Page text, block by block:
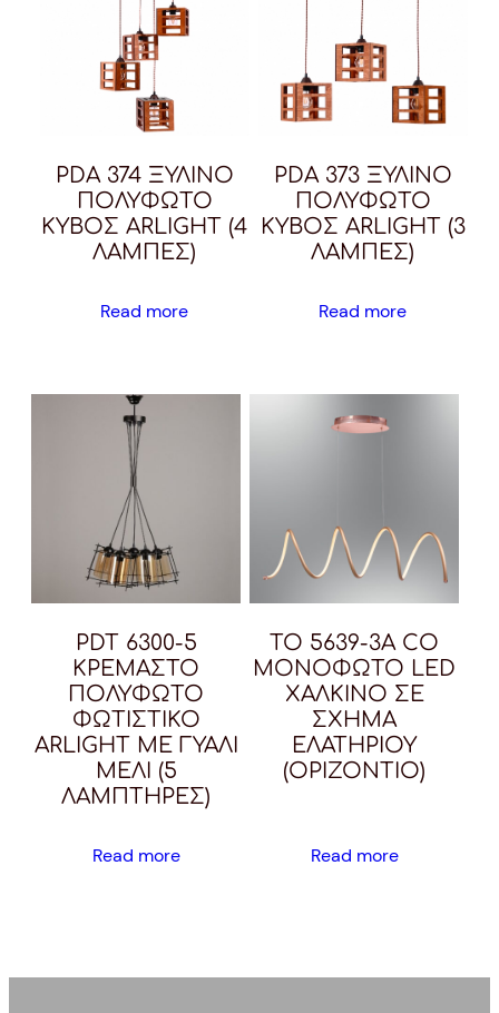
PDA 374 ΞΥΛΙΝΟ
ΠΟΛΥΦΩΤΟ
ΚΥΒΟΣ ARLIGHT (4
ΛΑΜΠΕΣ)
Read more
PDA 373 ΞΥΛΙΝΟ
ΠΟΛΥΦΩΤΟ
ΚΥΒΟΣ ARLIGHT (3
ΛΑΜΠΕΣ)
Read more
PDT 6300-5
ΚΡΕΜΑΣΤΟ
ΠΟΛΥΦΩΤΟ
ΦΩΤΙΣΤΙΚΟ
ARLIGHT ΜΕ ΓΥΑΛΙ
ΜΕΛΙ (5
ΛΑΜΠΤΗΡΕΣ)
Read more
TO 5639-3A CO
MΟΝΟΦΩΤΟ LED
ΧΑΛΚΙΝΟ ΣΕ
ΣΧΗΜΑ
ΕΛΑΤΗΡΙΟΥ
(ΟΡΙΖΟΝΤΙΟ)
Read more